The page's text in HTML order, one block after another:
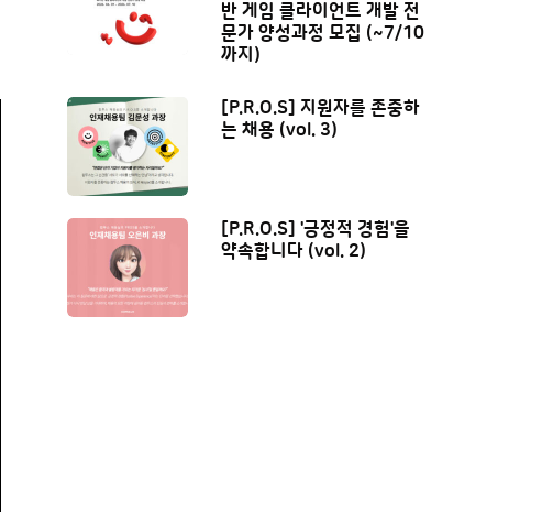
반 게임 클라이언트 개발 전
문가 양성과정 모집 (~7/10
까지)
[P.R.O.S] 지원자를 존중하
는 채용 (vol. 3)
[P.R.O.S] '긍정적 경험'을
약속합니다 (vol. 2)